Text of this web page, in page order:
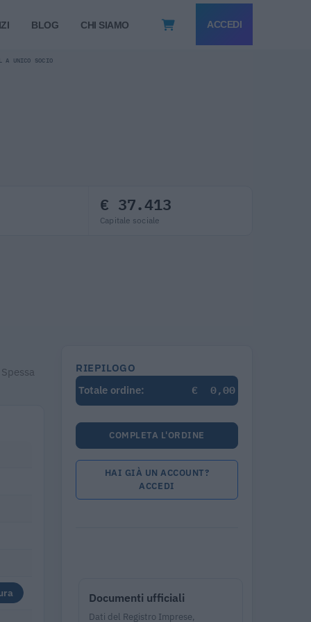
BLOG CHI SIAMO ACCEDI
A UNICO SOCIO
€ 37.413
Capitale sociale
RIEPILOGO
Totale ordine:
€ 0,00
COMPLETA L'ORDINE
HAI GIÀ UN ACCOUNT?
ACCEDI
Documenti ufficiali
Dati del Registro Imprese,